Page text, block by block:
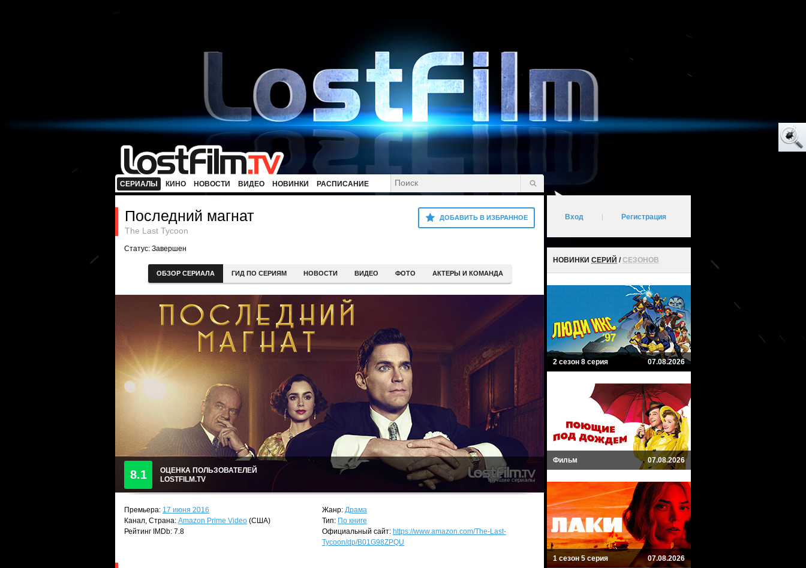
СЕРИАЛЫ КИНО НОВОСТИ ВИДЕО НОВИНКИ РАСПИСАНИЕ
ДОБАВИТЬ В ИЗБРАННОЕ
Последний магнат
The Last Tycoon
Статус: Завершен
ОБЗОР СЕРИАЛА ГИД ПО СЕРИЯМ НОВОСТИ ВИДЕО ФОТО АКТЕРЫ И КОМАНДА
8.1
ОЦЕНКА ПОЛЬЗОВАТЕЛЕЙ
LOSTFILM.TV
Премьера: 17 июня 2016
Канал, Страна: Amazon Prime Video (США)
Рейтинг IMDb: 7.8
Жанр: Драма
Тип: По книге
Официальный сайт: https://www.amazon.com/The-Last-
Tycoon/dp/B01G98ZPQU
Вход Регистрация
НОВИНКИ СЕРИЙ /СЕЗОНОВ
2 сезон 8 серия 07.08.2026
Фильм 07.08.2026
1 сезон 5 серия 07.08.2026